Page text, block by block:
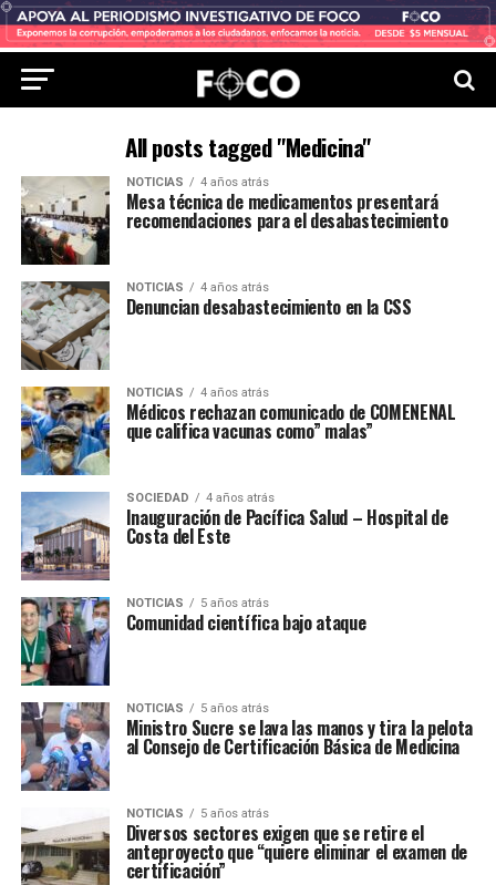
All posts tagged "Medicina"
NOTICIAS 4 años atrás
Mesa técnica de medicamentos presentará
recomendaciones para el desabastecimiento
NOTICIAS 4 años atrás
Denuncian desabastecimiento en la CSS
NOTICIAS 4 años atrás
Médicos rechazan comunicado de COMENENAL
que califica vacunas como” malas”
SOCIEDAD 4 años atrás
Inauguración de Pacífica Salud – Hospital de
Costa del Este
NOTICIAS 5 años atrás
Comunidad científica bajo ataque
NOTICIAS 5 años atrás
Ministro Sucre se lava las manos y tira la pelota
al Consejo de Certificación Básica de Medicina
NOTICIAS 5 años atrás
Diversos sectores exigen que se retire el
anteproyecto que “quiere eliminar el examen de
certificación”